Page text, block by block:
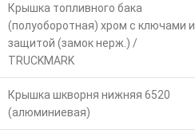
Крышка топливного бака
(полуоборотная) хром с ключами и
защитой (замок нерж.) /
TRUCKMARK
Крышка шкворня нижняя 6520
(алюминиевая)